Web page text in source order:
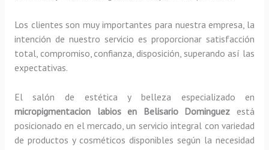
Los clientes son muy importantes para nuestra empresa, la
intención de nuestro servicio es proporcionar satisfacción
total, compromiso, confianza, disposición, superando así las
expectativas.
El salón de estética y belleza especializado en
micropigmentacion labios en Belisario Dominguez está
posicionado en el mercado, un servicio integral con variedad
de productos y cosméticos disponibles según la necesidad